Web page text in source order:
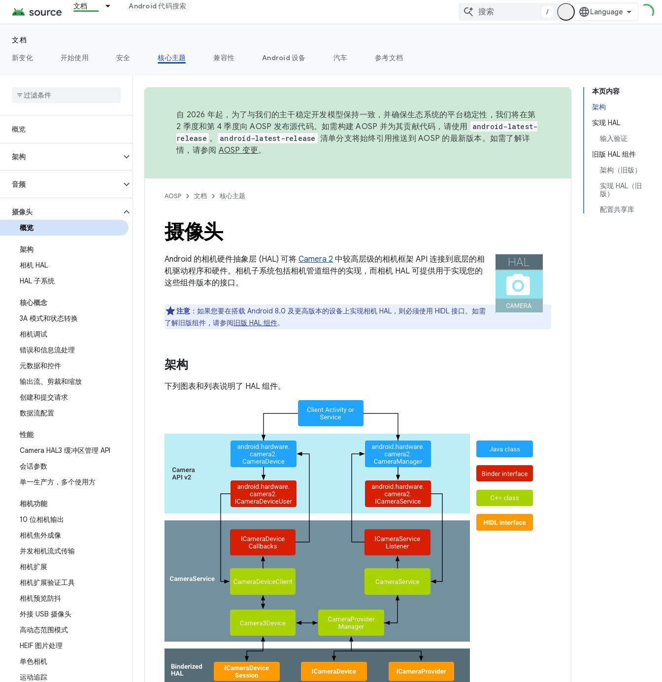
文档 Android 代码搜索
/
文档
新变化
开始使用 安全 核心主题 兼容性 Android 设备 汽车 参考文档
概览
架构
音频
摄像头
概览
架构
相机 HAL
HAL 子系统
核心概念
3A 模式和状态转换
相机调试
错误和信息流处理
元数据和控件
输出流、剪裁和缩放
创建和提交请求
数据流配置
性能
Camera HAL3 缓冲区管理 API
会话参数
单一生产方，多个使用方
相机功能
10 位相机输出
相机焦外成像
并发相机流式传输
相机扩展
相机扩展验证工具
相机预览防抖
外接 USB 摄像头
高动态范围模式
HEIF 图片处理
单色相机
运动追踪
本页内容
架构
实现 HAL
输入验证
旧版 HAL 组件
架构（旧版）
实现 HAL（旧
版）
配置共享库
自 2026 年起，为了与我们的主干稳定开发模型保持一致，并确保生态系统的平台稳定性，我们将在第
2 季度和第 4 季度向 AOSP 发布源代码。如需构建 AOSP 并为其贡献代码，请使用
android-latest-
release 。 android-latest-release 清单分支将始终引用推送到 AOSP 的最新版本。如需了解详
情，请参阅 AOSP 变更。
AOSP 文档 核心主题
摄像头
Android 的相机硬件抽象层 (HAL) 可将 Camera 2 中较高层级的相机框架 API 连接到底层的相
机驱动程序和硬件。相机子系统包括相机管道组件的实现，而相机 HAL 可提供用于实现您的
这些组件版本的接口。
注意 ：如果您要在搭载 Android 8.0 及更高版本的设备上实现相机 HAL，则必须使用 HIDL 接口。如需
了解旧版组件，请参阅旧版 HAL 组件。
架构
下列图表和列表说明了 HAL 组件。